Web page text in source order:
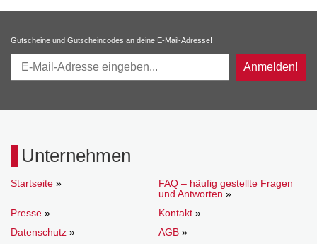
Gutscheine und Gutscheincodes an deine E-Mail-Adresse!
Anmelden!
Unternehmen
Startseite »
FAQ – häufig gestellte Fragen
und Antworten »
Presse » Kontakt »
Datenschutz » AGB »